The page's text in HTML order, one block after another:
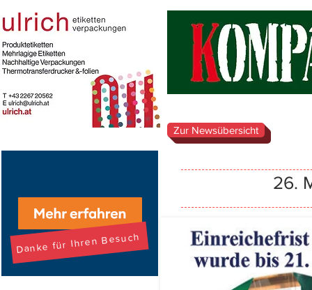
Zur Newsübersicht
26.
Danke für Ihren Besuch